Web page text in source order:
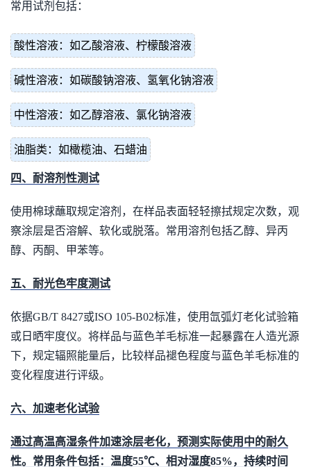
常用试剂包括：
酸性溶液：如乙酸溶液、柠檬酸溶液
碱性溶液：如碳酸钠溶液、氢氧化钠溶液
中性溶液：如乙醇溶液、氯化钠溶液
油脂类：如橄榄油、石蜡油
四、耐溶剂性测试
使用棉球蘸取规定溶剂，在样品表面轻轻擦拭规定次数，观
察涂层是否溶解、软化或脱落。常用溶剂包括乙醇、异丙
醇、丙酮、甲苯等。
五、耐光色牢度测试
依据GB/T 8427或ISO 105-B02标准，使用氙弧灯老化试验箱
或日晒牢度仪。将样品与蓝色羊毛标准一起暴露在人造光源
下，规定辐照能量后，比较样品褪色程度与蓝色羊毛标准的
变化程度进行评级。
六、加速老化试验
通过高温高湿条件加速涂层老化，预测实际使用中的耐久
性。常用条件包括：温度55℃、相对湿度85%，持续时间